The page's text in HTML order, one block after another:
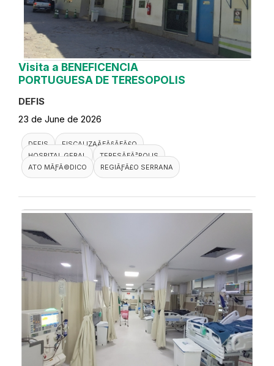
Visita a BENEFICENCIA
PORTUGUESA DE TERESOPOLIS
DEFIS
23 de June de 2026
DEFIS
FISCALIZAÃƑÂ§ÃƑÂ£O
HOSPITAL GERAL
TERESÃƑÂ³POLIS
ATO MÃƑÂ©DICO
REGIÃƑÂ£O SERRANA